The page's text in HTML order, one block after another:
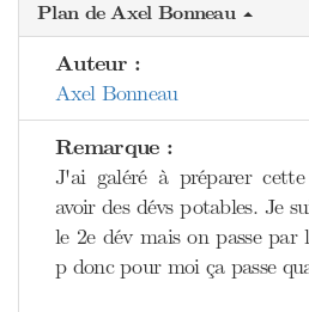
Plan de Axel Bonneau
Auteur :
Axel Bonneau
Remarque :
J'ai galéré à préparer
avoir des dévs potables. Je
le 2e dév mais on passe
p donc pour moi ça passe